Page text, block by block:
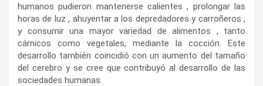
humanos pudieron mantenerse calientes , prolongar las
horas de luz , ahuyentar a los depredadores y carroñeros ,
y consumir una mayor variedad de alimentos , tanto
cárnicos como vegetales, mediante la cocción. Este
desarrollo también coincidió con un aumento del tamaño
del cerebro y se cree que contribuyó al desarrollo de las
sociedades humanas.